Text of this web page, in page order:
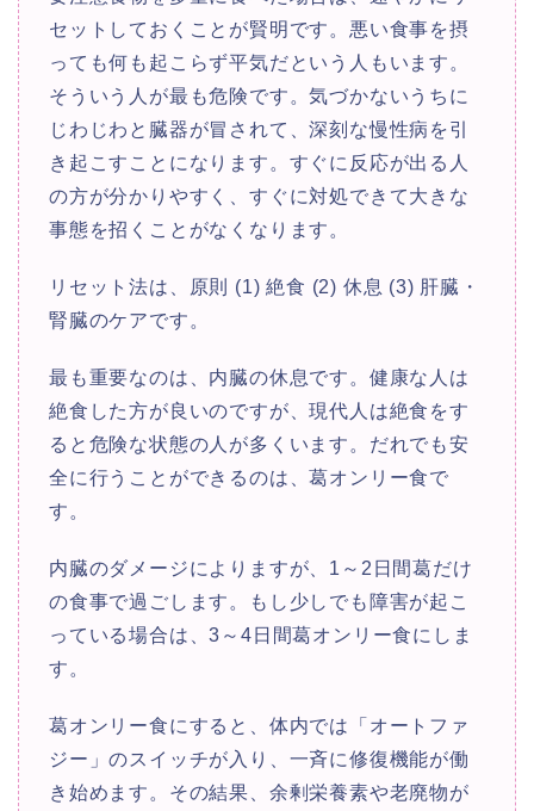
セットしておくことが賢明です。悪い食事を摂
っても何も起こらず平気だという人もいます。
そういう人が最も危険です。気づかないうちに
じわじわと臓器が冒されて、深刻な慢性病を引
き起こすことになります。すぐに反応が出る人
の方が分かりやすく、すぐに対処できて大きな
事態を招くことがなくなります。
リセット法は、原則 (1) 絶食 (2) 休息 (3) 肝臓・
腎臓のケアです。
最も重要なのは、内臓の休息です。健康な人は
絶食した方が良いのですが、現代人は絶食をす
ると危険な状態の人が多くいます。だれでも安
全に行うことができるのは、葛オンリー食で
す。
内臓のダメージによりますが、1～2日間葛だけ
の食事で過ごします。もし少しでも障害が起こ
っている場合は、3～4日間葛オンリー食にしま
す。
葛オンリー食にすると、体内では「オートファ
ジー」のスイッチが入り、一斉に修復機能が働
き始めます。その結果、余剰栄養素や老廃物が